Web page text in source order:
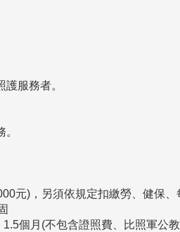
服務者。
元)，另須依規定扣繳勞、健保
月(不包含證照費、比照軍公教